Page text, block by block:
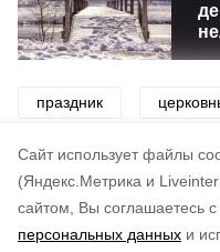
Cайт использует файлы
(Яндекс.Метрика и
сайтом, Вы соглашаетесь с
персональных данных и
праздник
погода церковь
по оценке